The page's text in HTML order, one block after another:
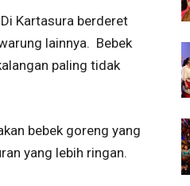
Kartasura berderet
lainnya. Bebek
paling tidak
bebek goreng yang
yang lebih ringan.